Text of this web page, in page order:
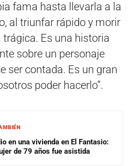
fama hasta llevarla a la
al triunfar rápido y morir
trágica. Es una historia
sobre un personaje
ser contada. Es un gran
poder hacerlo”.
en una vivienda en El Fantasio:
de 79 años fue asistida